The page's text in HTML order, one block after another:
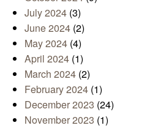
July 2024 (3)
June 2024 (2)
May 2024 (4)
April 2024 (1)
March 2024 (2)
February 2024 (1)
December 2023 (24)
November 2023 (1)